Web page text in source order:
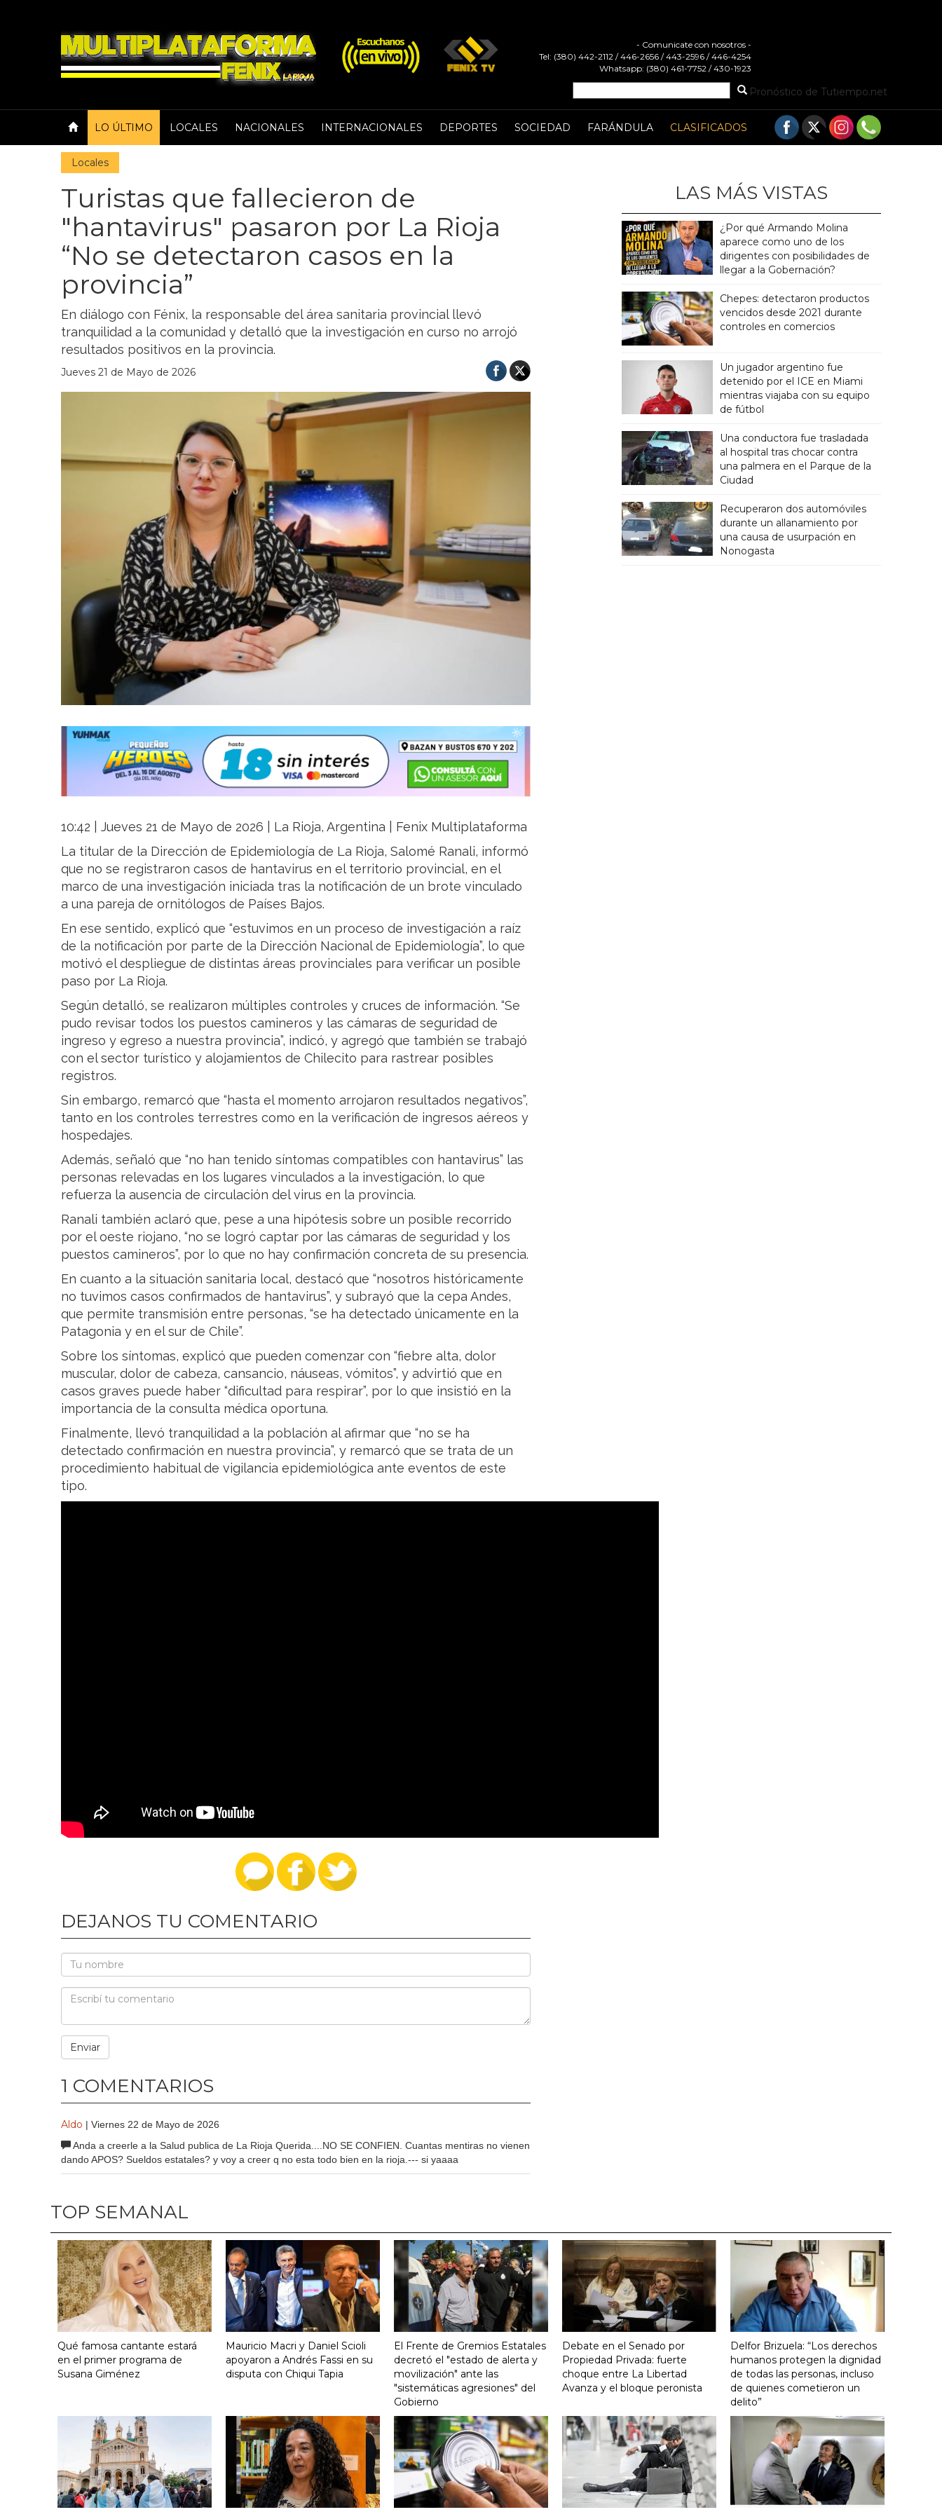
- Comunicate con nosotros -
Tel: (380) 442-2112 / 446-2656 / 443-2596 / 446-4254
Whatsapp: (380) 461-7752 / 430-1923
Pronóstico de Tutiempo.net
LO ÚLTIMO LOCALES NACIONALES INTERNACIONALES DEPORTES SOCIEDAD FARÁNDULA CLASIFICADOS
Locales
Turistas que fallecieron de
"hantavirus" pasaron por La Rioja
“No se detectaron casos en la
provincia”
En diálogo con Fénix, la responsable del área sanitaria provincial llevó
tranquilidad a la comunidad y detalló que la investigación en curso no arrojó
resultados positivos en la provincia.
Jueves 21 de Mayo de 2026
10:42 | Jueves 21 de Mayo de 2026 | La Rioja, Argentina | Fenix Multiplataforma
La titular de la Dirección de Epidemiología de La Rioja, Salomé Ranali, informó
que no se registraron casos de hantavirus en el territorio provincial, en el
marco de una investigación iniciada tras la notificación de un brote vinculado
a una pareja de ornitólogos de Países Bajos.
En ese sentido, explicó que “estuvimos en un proceso de investigación a raíz
de la notificación por parte de la Dirección Nacional de Epidemiología”, lo que
motivó el despliegue de distintas áreas provinciales para verificar un posible
paso por La Rioja.
Según detalló, se realizaron múltiples controles y cruces de información. “Se
pudo revisar todos los puestos camineros y las cámaras de seguridad de
ingreso y egreso a nuestra provincia”, indicó, y agregó que también se trabajó
con el sector turístico y alojamientos de Chilecito para rastrear posibles
registros.
Sin embargo, remarcó que “hasta el momento arrojaron resultados negativos”,
tanto en los controles terrestres como en la verificación de ingresos aéreos y
hospedajes.
Además, señaló que “no han tenido síntomas compatibles con hantavirus” las
personas relevadas en los lugares vinculados a la investigación, lo que
refuerza la ausencia de circulación del virus en la provincia.
Ranali también aclaró que, pese a una hipótesis sobre un posible recorrido
por el oeste riojano, “no se logró captar por las cámaras de seguridad y los
puestos camineros”, por lo que no hay confirmación concreta de su presencia.
En cuanto a la situación sanitaria local, destacó que “nosotros históricamente
no tuvimos casos confirmados de hantavirus”, y subrayó que la cepa Andes,
que permite transmisión entre personas, “se ha detectado únicamente en la
Patagonia y en el sur de Chile”.
Sobre los síntomas, explicó que pueden comenzar con “fiebre alta, dolor
muscular, dolor de cabeza, cansancio, náuseas, vómitos”, y advirtió que en
casos graves puede haber “dificultad para respirar”, por lo que insistió en la
importancia de la consulta médica oportuna.
Finalmente, llevó tranquilidad a la población al afirmar que “no se ha
detectado confirmación en nuestra provincia”, y remarcó que se trata de un
procedimiento habitual de vigilancia epidemiológica ante eventos de este
tipo.
DEJANOS TU COMENTARIO
1 COMENTARIOS
Aldo | Viernes 22 de Mayo de 2026
Anda a creerle a la Salud publica de La Rioja Querida....NO SE CONFIEN. Cuantas mentiras no vienen
dando APOS? Sueldos estatales? y voy a creer q no esta todo bien en la rioja.--- si yaaaa
LAS MÁS VISTAS
¿Por qué Armando Molina
aparece como uno de los
dirigentes con posibilidades de
llegar a la Gobernación?
Chepes: detectaron productos
vencidos desde 2021 durante
controles en comercios
Un jugador argentino fue
detenido por el ICE en Miami
mientras viajaba con su equipo
de fútbol
Una conductora fue trasladada
al hospital tras chocar contra
una palmera en el Parque de la
Ciudad
Recuperaron dos automóviles
durante un allanamiento por
una causa de usurpación en
Nonogasta
TOP SEMANAL
Qué famosa cantante estará
en el primer programa de
Susana Giménez
Mauricio Macri y Daniel Scioli
apoyaron a Andrés Fassi en su
disputa con Chiqui Tapia
El Frente de Gremios Estatales
decretó el "estado de alerta y
movilización" ante las
"sistemáticas agresiones" del
Gobierno
Debate en el Senado por
Propiedad Privada: fuerte
choque entre La Libertad
Avanza y el bloque peronista
Delfor Brizuela: “Los derechos
humanos protegen la dignidad
de todas las personas, incluso
de quienes cometieron un
delito”